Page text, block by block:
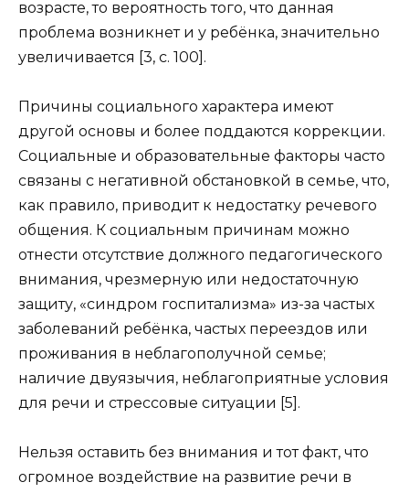
возрасте, то вероятность того, что данная
проблема возникнет и у ребёнка, значительно
увеличивается [3, с. 100].
Причины социального характера имеют
другой основы и более поддаются коррекции.
Социальные и образовательные факторы часто
связаны с негативной обстановкой в семье, что,
как правило, приводит к недостатку речевого
общения. К социальным причинам можно
отнести отсутствие должного педагогического
внимания, чрезмерную или недостаточную
защиту, «синдром госпитализма» из-за частых
заболеваний ребёнка, частых переездов или
проживания в неблагополучной семье;
наличие двуязычия, неблагоприятные условия
для речи и стрессовые ситуации [5].
Нельзя оставить без внимания и тот факт, что
огромное воздействие на развитие речи в